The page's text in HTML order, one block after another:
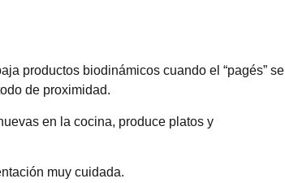
productos biodinámicos cuando el “pagés” se
de proximidad.
en la cocina, produce platos y
muy cuidada.